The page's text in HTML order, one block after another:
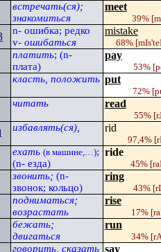
встречать(ся);
знакомиться
meet
39% [
n- ошибка; редко
v- ошибаться
mistake
68% [
платить; (n-
плата)
pay
53% [
класть, положить put
72%
читать read
55%
избавлять(ся), rid
97,4%
ехать (в машине,…);
(n- езда)
ride
45%
звонить; (n-
звонок; кольцо)
ring
43%
подниматься;
возрастать
rise
17%
бежать;
двигаться
run
34%
говорить, сказать say